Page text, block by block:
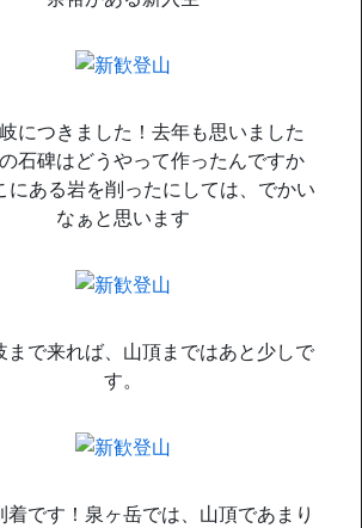
につきました！去年も思いました
石碑はどうやって作ったんですか
にある岩を削ったにしては、でかい
なぁと思います
まで来れば、山頂まではあと少しで
す。
着です！泉ヶ岳では、山頂であまり